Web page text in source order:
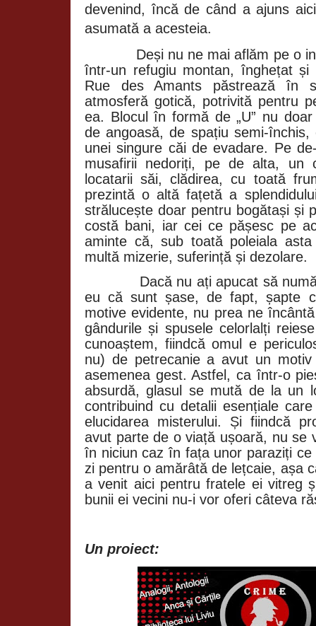
devenind, încă de când a ajuns
asumată a acesteia.
Deși nu ne mai aflăm pe o
într-un refugiu montan, înghețat
Rue des Amants păstrează în
atmosferă gotică, potrivită pentru
ea. Blocul în formă de „U” nu
de angoasă, de spațiu semi-
unei singure căi de evadare. Pe
musafirii nedoriți, pe de alta, un
locatarii săi, clădirea, cu toată
prezintă o altă fațetă a
strălucește doar pentru bogătași și
costă bani, iar cei ce pășesc pe
aminte că, sub toată poleiala
multă mizerie, suferință și dezolare.
Dacă nu ați apucat să
eu că sunt șase, de fapt, șapte
motive evidente, nu prea ne
gândurile și spusele celorlalți
cunoaștem, fiindcă omul e
nu) de petrecanie a avut un
asemenea gest. Astfel, ca într-o
absurdă, glasul se mută de la un
contribuind cu detalii esențiale
elucidarea misterului. Și fiindcă
avut parte de o viață ușoară, nu se
în niciun caz în fața unor paraziți
zi pentru o amărâtă de lețcaie, așa
a venit aici pentru fratele ei vitreg
bunii ei vecini nu-i vor oferi câteva
Un proiect: